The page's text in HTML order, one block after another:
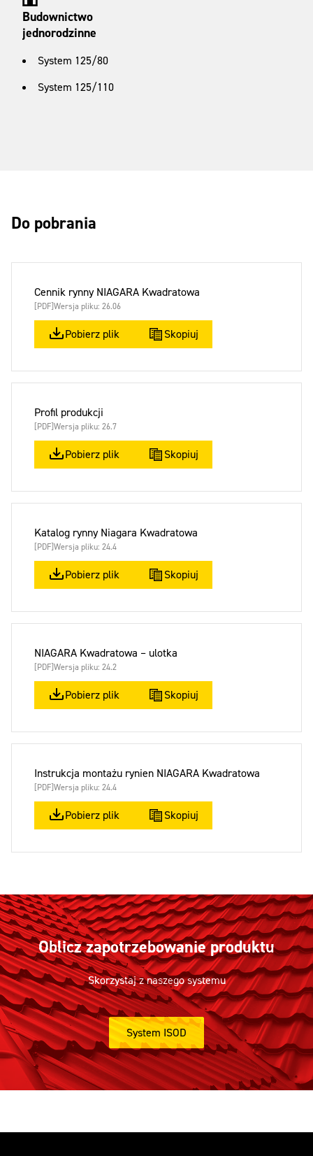
Budownictwo
jednorodzinne
System 125/80
System 125/110
Do pobrania
Cennik rynny NIAGARA Kwadratowa
[PDF]Wersja pliku: 26.06
Pobierz plik Skopiuj
Profil produkcji
[PDF]Wersja pliku: 26.7
Pobierz plik Skopiuj
Katalog rynny Niagara Kwadratowa
[PDF]Wersja pliku: 24.4
Pobierz plik Skopiuj
NIAGARA Kwadratowa – ulotka
[PDF]Wersja pliku: 24.2
Pobierz plik Skopiuj
Instrukcja montażu rynien NIAGARA Kwadratowa
[PDF]Wersja pliku: 24.4
Pobierz plik Skopiuj
Oblicz zapotrzebowanie produktu
Skorzystaj z naszego systemu
System ISOD